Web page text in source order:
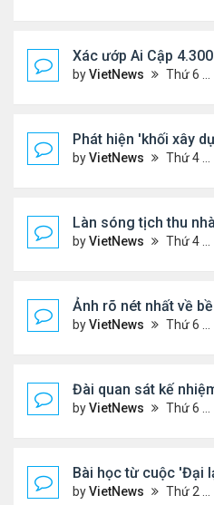
Xác ướp Ai Cập
byVietNews Thứ 6 Tháng 1 27, 2023 2:01 pm
Phát hiện 'khối xây
byVietNews Thứ 4 Tháng 1 25, 2023 4:26 pm
Làn sóng tịch thu nhà
byVietNews Thứ 4 Tháng 1 25, 2023 3:27 pm
Ảnh rõ nét nhất về
byVietNews Thứ 6 Tháng 1 13, 2023 1:28 pm
Đài quan sát kế
byVietNews Thứ 6 Tháng 1 13, 2023 10:09 am
Bài học từ cuộc 'Đại
byVietNews Thứ 2 Tháng 1 02, 2023 3:40 pm